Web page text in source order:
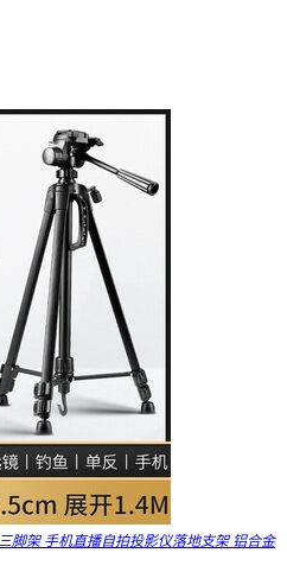
脚架 手机直播自拍投影仪落地支架 铝合金